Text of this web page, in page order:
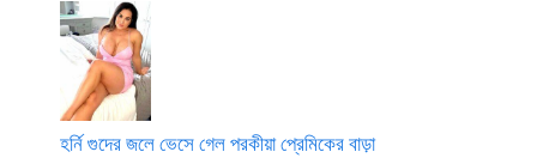
হর্নি গুদের জলে ভেসে গেল পরকীয়া প্রেমিকের বাড়া